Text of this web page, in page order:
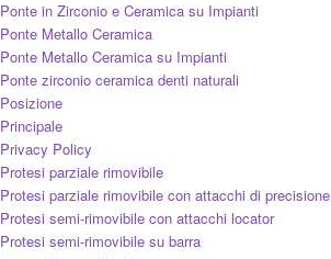
Ponte in Zirconio e Ceramica su Impianti
Ponte Metallo Ceramica
Ponte Metallo Ceramica su Impianti
Ponte zirconio ceramica denti naturali
Posizione
Principale
Privacy Policy
Protesi parziale rimovibile
Protesi parziale rimovibile con attacchi di precisione
Protesi semi-rimovibile con attacchi locator
Protesi semi-rimovibile su barra